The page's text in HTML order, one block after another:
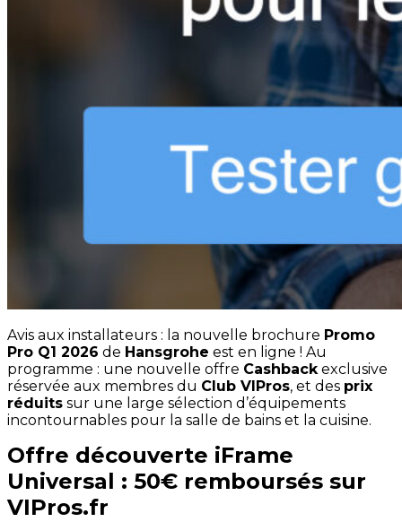
Avis aux installateurs : la nouvelle brochure Promo
Pro Q1 2026 de Hansgrohe est en ligne ! Au
programme : une nouvelle offre Cashbackexclusive
réservée aux membres du Club VIPros, et des prix
réduits sur une large sélection d’équipements
incontournables pour la salle de bains et la cuisine.
Offre découverte iFrame
Universal : 50€ remboursés sur
VIPros.fr